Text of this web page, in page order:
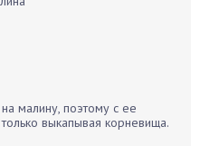
малину, поэтому с ее
выкапывая корневища.